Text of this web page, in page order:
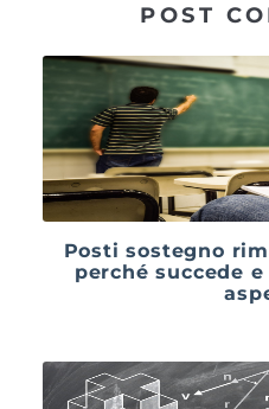
POST
Posti sostegno
perché succede